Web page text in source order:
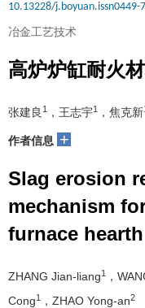
10.13228/j.boyuan.issn0449-
冶金工艺技术
高炉炉缸耐火
张建良 1 ，王志宇1 ，焦克新
作者信息 +
Slag erosion
mechanism
furnace hearth
ZHANG Jian-liang1 ，
Cong1 ，ZHAO Yong-an2